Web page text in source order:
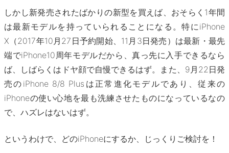
しかし新発売されたばかりの新型を買えば、おそらく1年間
は最新モデルを持っていられることになる。特にiPhone
X（2017年10月27日予約開始、11月3日発売）は最新・最先
端でiPhone10周年モデルだから、真っ先に入手できるなら
ば、しばらくはドヤ顔で自慢できるはず。また、9月22日発
売のiPhone 8/8 Plusは正常進化モデルであり、従来の
iPhoneの使い心地を最も洗練させたものになっているなの
で、ハズレはないはず。
というわけで、どのiPhoneにするか、じっくりご検討を！